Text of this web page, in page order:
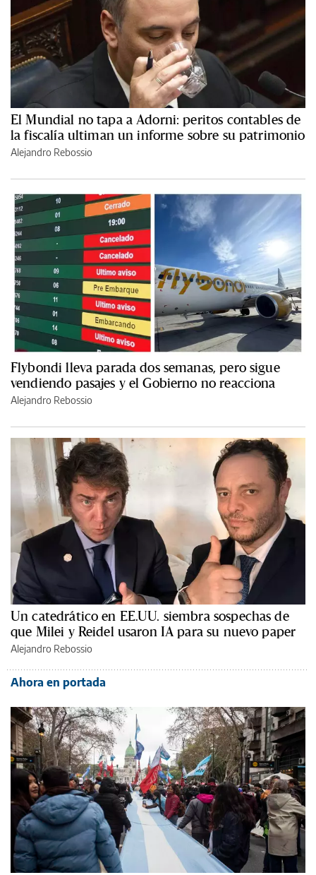
El Mundial no tapa a Adorni: peritos contables de
la fiscalía ultiman un informe sobre su patrimonio
Alejandro Rebossio
Flybondi lleva parada dos semanas, pero sigue
vendiendo pasajes y el Gobierno no reacciona
Alejandro Rebossio
Un catedrático en EE.UU. siembra sospechas de
que Milei y Reidel usaron IA para su nuevo paper
Alejandro Rebossio
Ahora en portada